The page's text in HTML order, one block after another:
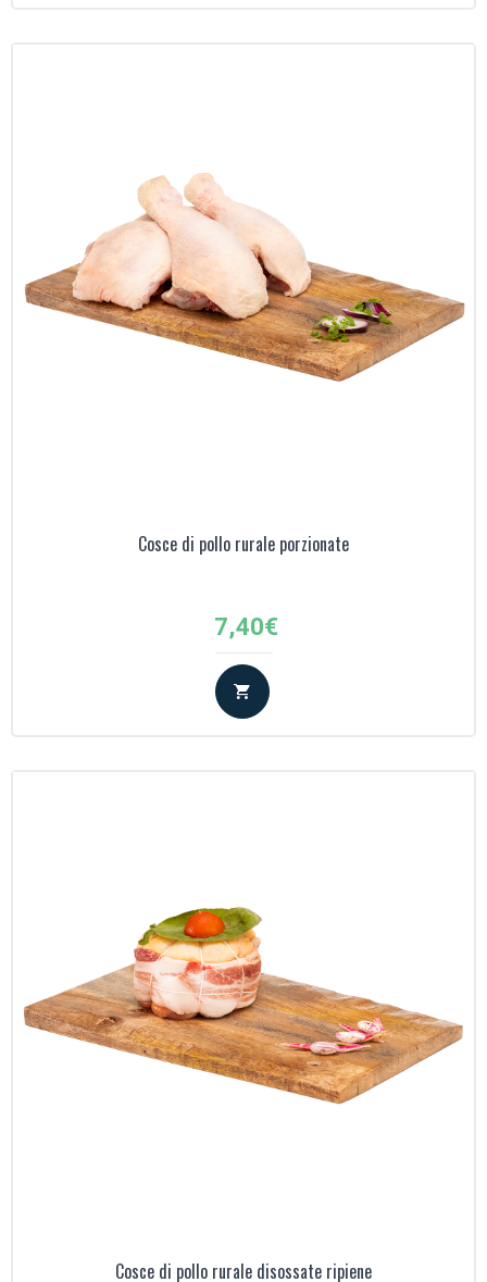
Cosce di pollo rurale porzionate
7,40€
Cosce di pollo rurale disossate ripiene